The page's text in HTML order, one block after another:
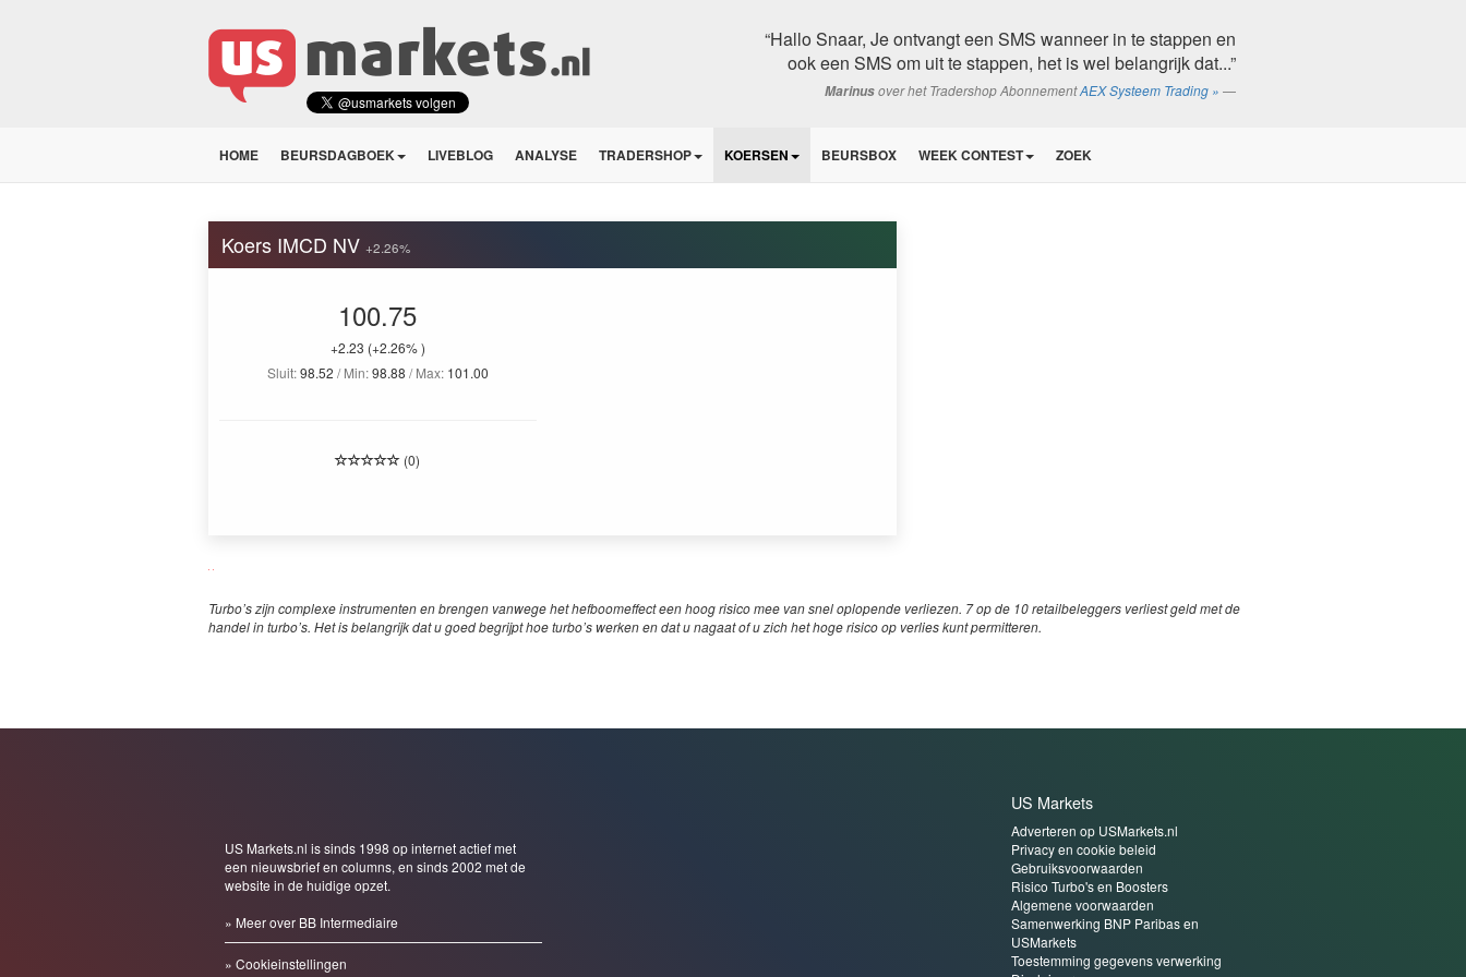
“Hallo Snaar, Je ontvangt een SMS wanneer in te stappen en
ook een SMS om uit te stappen, het is wel belangrijk dat...”
Marinusover het Tradershop AbonnementAEX Systeem Trading »
HOME BEURSDAGBOEK LIVEBLOG ANALYSE TRADERSHOP KOERSEN BEURSBOX WEEK CONTEST ZOEK
Koers IMCD NV +2.26%
100.75
+2.23 (+2.26% )
Sluit:98.52 / Min:98.88 / Max:101.00
(0)
Turbo’s zijn complexe instrumenten en brengen vanwege het hefboomeffect een hoog risico mee van snel oplopende verliezen. 7 op de 10 retailbeleggers verliest geld met de
handel in turbo’s. Het is belangrijk dat u goed begrijpt hoe turbo’s werken en dat u nagaat of u zich het hoge risico op verlies kunt permitteren.
US Markets.nl is sinds 1998 op internet actief met
een nieuwsbrief en columns, en sinds 2002 met de
website in de huidige opzet.
» Meer over BB Intermediaire
» Cookieinstellingen
US Markets
Adverteren op USMarkets.nl
Privacy en cookie beleid
Gebruiksvoorwaarden
Risico Turbo's en Boosters
Algemene voorwaarden
Samenwerking BNP Paribas en
USMarkets
Toestemming gegevens verwerking